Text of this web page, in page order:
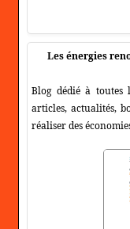
Les énergies
Blog dédié à toutes
articles, actualités,
réaliser des